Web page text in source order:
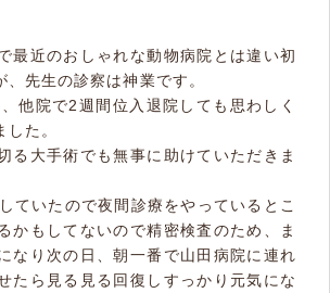
最近のおしゃれな動物病院とは違い初
先生の診察は神業です。
他院で2週間位入退院しても思わしく
た。
る大手術でも無事に助けていただきま
ていたので夜間診療をやっているとこ
かもしてないので精密検査のため、ま
なり次の日、朝一番で山田病院に連れ
たら見る見る回復しすっかり元気にな